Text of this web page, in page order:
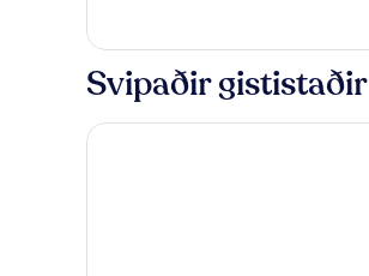
Double
Svipaðir gististaðir
Hotel Jay Suites